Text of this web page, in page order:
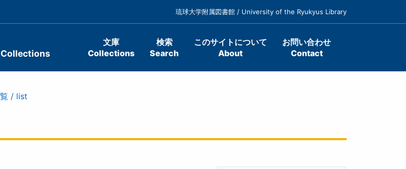
琉球大学附属図書館 / University of the Ryukyus Library
文庫
Collections
検索
Search
このサイトについて
About
お問い合わせ
Contact
/ list